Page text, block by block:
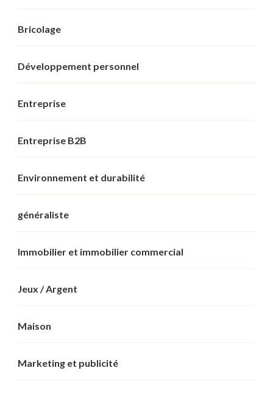
Bricolage
Développement personnel
Entreprise
Entreprise B2B
Environnement et durabilité
généraliste
Immobilier et immobilier commercial
Jeux / Argent
Maison
Marketing et publicité